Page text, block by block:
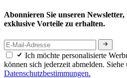
Abonnieren Sie unseren
exklusive Vorteile zu erhalten.
Ich möchte personalisierte
können sich jederzeit abmelden. Siehe
Datenschutzbestimmungen.